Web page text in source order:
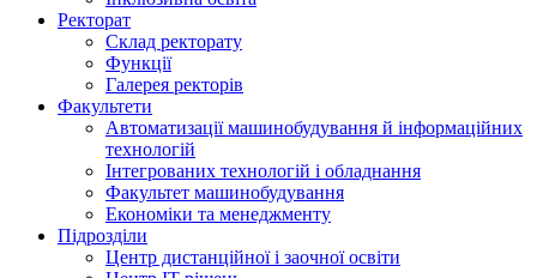
Ректорат
Склад ректорату
Функції
Галерея ректорів
Факультети
Автоматизації машинобудування й інформаційних
технологій
Інтегрованих технологій і обладнання
Факультет машинобудування
Економіки та менеджменту
Підрозділи
Центр дистанційної і заочної освіти